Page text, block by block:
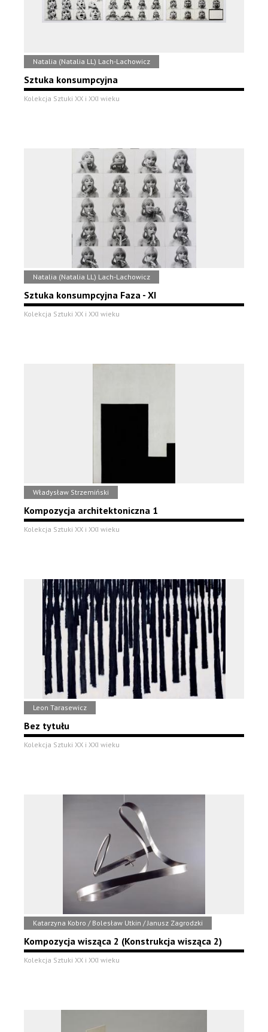
Natalia (Natalia LL) Lach-Lachowicz
Sztuka konsumpcyjna
Kolekcja Sztuki XX i XXI wieku
Natalia (Natalia LL) Lach-Lachowicz
Sztuka konsumpcyjna Faza - XI
Kolekcja Sztuki XX i XXI wieku
Władysław Strzemiński
Kompozycja architektoniczna 1
Kolekcja Sztuki XX i XXI wieku
Leon Tarasewicz
Bez tytułu
Kolekcja Sztuki XX i XXI wieku
Katarzyna Kobro / Bolesław Utkin / Janusz Zagrodzki
Kompozycja wisząca 2 (Konstrukcja wisząca 2)
Kolekcja Sztuki XX i XXI wieku